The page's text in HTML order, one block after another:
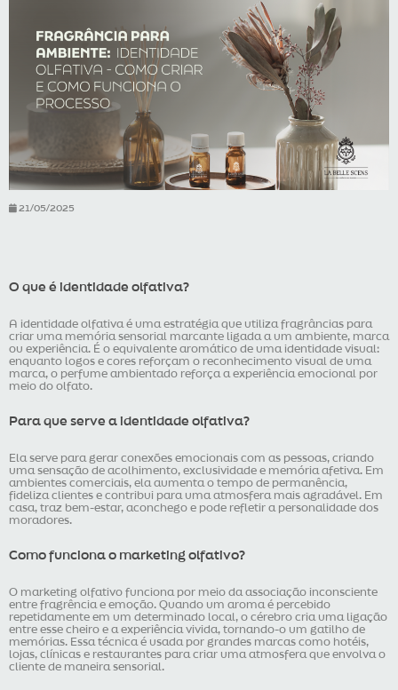
21/05/2025
O que é identidade olfativa?
A identidade olfativa é uma estratégia que utiliza fragrâncias para
criar uma memória sensorial marcante ligada a um ambiente, marca
ou experiência. É o equivalente aromático de uma identidade visual:
enquanto logos e cores reforçam o reconhecimento visual de uma
marca, o perfume ambientado reforça a experiência emocional por
meio do olfato.
Para que serve a identidade olfativa?
Ela serve para gerar conexões emocionais com as pessoas, criando
uma sensação de acolhimento, exclusividade e memória afetiva. Em
ambientes comerciais, ela aumenta o tempo de permanência,
fideliza clientes e contribui para uma atmosfera mais agradável. Em
casa, traz bem-estar, aconchego e pode refletir a personalidade dos
moradores.
Como funciona o marketing olfativo?
O marketing olfativo funciona por meio da associação inconsciente
entre fragrência e emoção. Quando um aroma é percebido
repetidamente em um determinado local, o cérebro cria uma ligação
entre esse cheiro e a experiência vivida, tornando-o um gatilho de
memórias. Essa técnica é usada por grandes marcas como hotéis,
lojas, clínicas e restaurantes para criar uma atmosfera que envolva o
cliente de maneira sensorial.